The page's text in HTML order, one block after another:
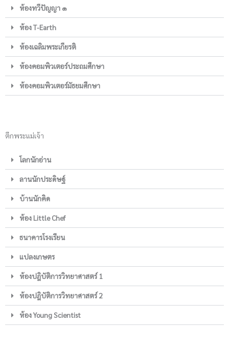
ห้องทวีปัญญา ๑
ห้อง T-Earth
ห้องเฉลิมพระเกียรติ
ห้องคอมพิวเตอร์ประถมศึกษา
ห้องคอมพิวเตอร์มัธยมศึกษา
ตึกพระแม่เจ้า
โลกนักอ่าน
ลานนักประดิษฐ์
บ้านนักคิด
ห้อง Little Chef
ธนาคารโรงเรียน
แปลงเกษตร
ห้องปฎิบัติการวิทยาศาสตร์ 1
ห้องปฎิบัติการวิทยาศาสตร์ 2
ห้อง Young Scientist